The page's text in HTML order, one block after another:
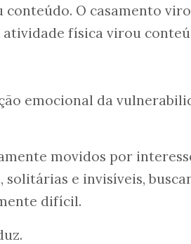
conteúdo. O casamento
física virou
emocional da
movidos por
solitárias e invisíveis,
difícil.